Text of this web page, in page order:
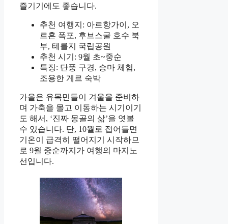
즐기기에도 좋습니다.
추천 여행지: 아르항가이, 오
르혼 폭포, 후브스굴 호수 북
부, 테를지 국립공원
추천 시기: 9월 초~중순
특징: 단풍 구경, 승마 체험,
조용한 게르 숙박
가을은 유목민들이 겨울을 준비하
며 가축을 몰고 이동하는 시기이기
도 해서, ‘진짜 몽골의 삶’을 엿볼
수 있습니다. 단, 10월로 접어들면
기온이 급격히 떨어지기 시작하므
로 9월 중순까지가 여행의 마지노
선입니다.